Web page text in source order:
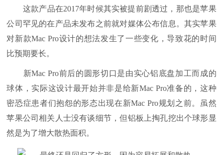
这款产品在2017年时候其实被提前剧透过，那也是苹果
公司罕见的在产品未发布之前就对媒体公布信息。其实苹果
对新款Mac Pro设计的想法发生了一些变化，导致花的时间
比预期要长。
新Mac Pro前后的圆形切口是由实心铝底盘加工而成的
球体，实际这设计最开始并非是给新Mac Pro准备的，这种
密恐症患者们抱怨的形态出现在新Mac Pro规划之前。虽然
苹果公司相关人士没有谈细节，但铝板上掏孔挖出个球形显
然是为了增大散热面积。